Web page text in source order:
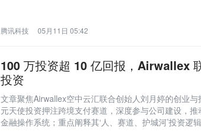
腾讯科技 05月11日 05:42
100 万投资超 10 亿回报，Airwallex
投资
文章聚焦Airwallex空中云汇联合创始人刘月婷的创业
元天使投资押注跨境支付赛道，深度参与公司建设，
金融操作系统；重点阐释其‘人、赛道、护城河’投资逻